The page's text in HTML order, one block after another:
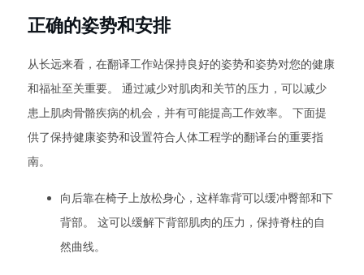
正确的姿势和安排
从长远来看，在翻译工作站保持良好的姿势和姿势对您的健康
和福祉至关重要。 通过减少对肌肉和关节的压力，可以减少
患上肌肉骨骼疾病的机会，并有可能提高工作效率。 下面提
供了保持健康姿势和设置符合人体工程学的翻译台的重要指
南。
向后靠在椅子上放松身心，这样靠背可以缓冲臀部和下
背部。 这可以缓解下背部肌肉的压力，保持脊柱的自
然曲线。